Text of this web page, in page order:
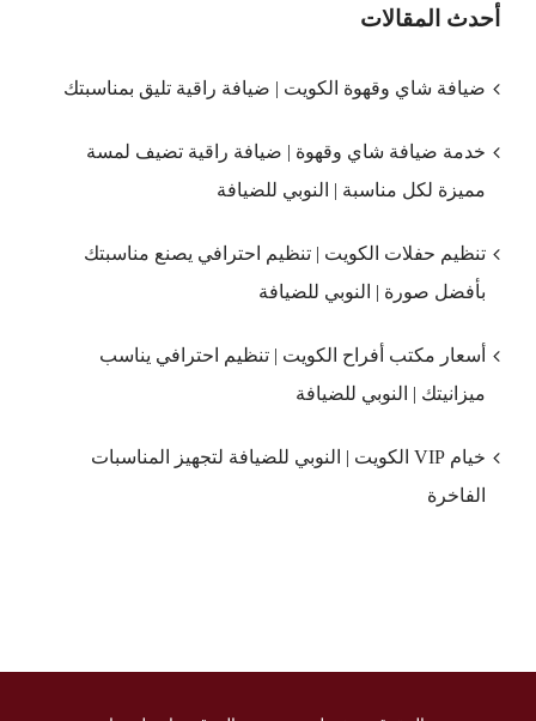
أحدث المقالات
ضيافة شاي وقهوة الكويت | ضيافة راقية تليق بمناسبتك
خدمة ضيافة شاي وقهوة | ضيافة راقية تضيف لمسة
مميزة لكل مناسبة | النوبي للضيافة
تنظيم حفلات الكويت | تنظيم احترافي يصنع مناسبتك
بأفضل صورة | النوبي للضيافة
أسعار مكتب أفراح الكويت | تنظيم احترافي يناسب
ميزانيتك | النوبي للضيافة
خيام VIP الكويت | النوبي للضيافة لتجهيز المناسبات
الفاخرة